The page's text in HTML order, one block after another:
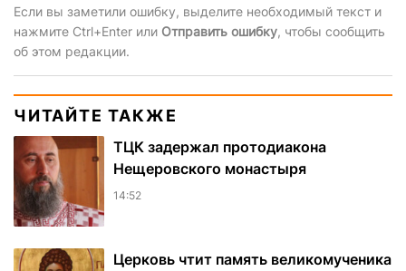
Если вы заметили ошибку, выделите необходимый текст и
нажмите Ctrl+Enter или Отправить ошибку, чтобы сообщить
об этом редакции.
ЧИТАЙТЕ ТАКЖЕ
ТЦК задержал протодиакона
Нещеровского монастыря
14:52
Церковь чтит память великомученика